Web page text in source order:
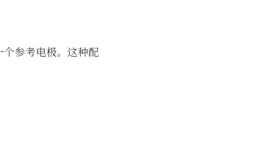
参考电极。这种配